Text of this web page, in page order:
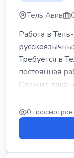
Тель Авив
Работа в
Требуется в
постоянная
Свежие
женщин от
0 просмотров